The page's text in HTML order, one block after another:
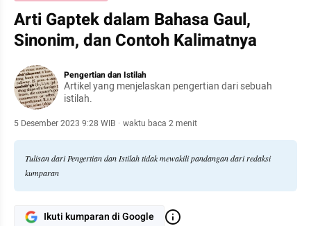
Arti Gaptek dalam Bahasa Gaul,
Sinonim, dan Contoh Kalimatnya
Pengertian dan Istilah
Artikel yang menjelaskan pengertian dari sebuah
istilah.
5 Desember 2023 9:28 WIB · waktu baca 2 menit
Tulisan dari Pengertian dan Istilah tidak mewakili pandangan dari redaksi
kumparan
Ikuti kumparan di Google